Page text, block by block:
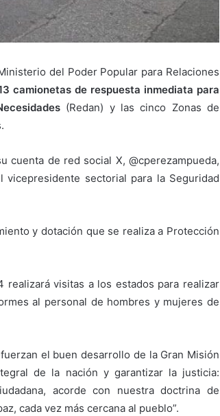
del Poder Popular para Relaciones
camionetas de respuesta inmediata para
(Redan) y las cinco Zonas de
cuenta de red social X, @cperezampueda,
sectorial para la Seguridad
y dotación que se realiza a Protección
visitas a los estados para realizar
al personal de hombres y mujeres de
el buen desarrollo de la Gran Misión
de la nación y garantizar la justicia:
acorde con nuestra doctrina de
cada vez más cercana al pueblo”.